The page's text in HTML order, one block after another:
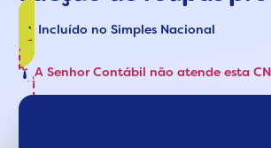
Incluído no Simples Nacional
A Senhor Contábil não atende esta